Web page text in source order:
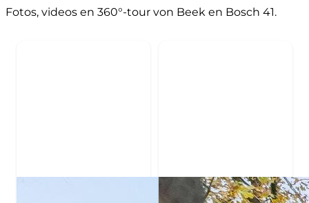
Fotos, videos en 360°-tour von Beek en Bosch 41.